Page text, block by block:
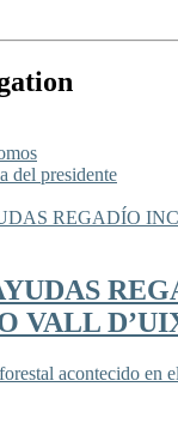
del presidente
VALL
acontecido en